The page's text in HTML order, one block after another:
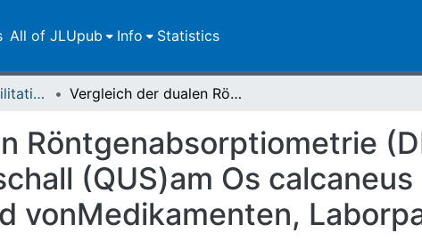
All of JLUpub Info Statistics
Dissertationen/Habilitationen Vergleich der dualen Röntgenabsorptiometrie (DEXA)mit dem quantitativen Ultraschall (QUS)am Os calcaneus mit spezieller Betrachtung anhand vonMedikamenten, Laborparametern und Frakturen
Röntgenabsorptiometrie
(QUS)am Os
vonMedikamenten,